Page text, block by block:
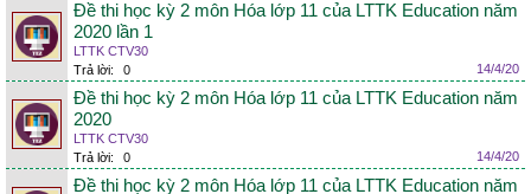
Đề thi học kỳ 2 môn Hóa lớp 11 của LTTK Education năm
2020 lần 1
LTTK CTV30
Trả lời:
0 14/4/20
Đề thi học kỳ 2 môn Hóa lớp 11 của LTTK Education năm
2020
LTTK CTV30
Trả lời:
0 14/4/20
Đề thi học kỳ 2 môn Hóa lớp 11 của LTTK Education năm